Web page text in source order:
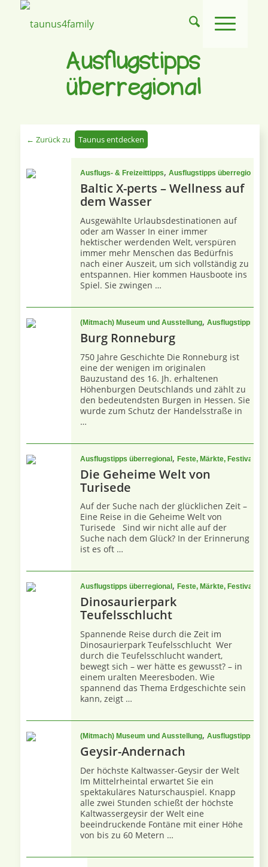
Ausflugstipps
überregional
← Zurück zu Taunus entdecken
Ausflugs- & Freizeittipps, Ausflugstipps überregional
Baltic X-perts – Wellness auf
dem Wasser
Ausgewählte Urlaubsdestinationen auf
oder am Wasser In einer immer
hektischer werdenden Welt, verspüren
immer mehr Menschen das Bedürfnis
nach einer Auszeit, um sich vollständig zu
entspannen. Hier kommen Hausboote ins
Spiel. Sie zwingen …
(Mitmach) Museum und Ausstellung, Ausflugstipps
Burg Ronneburg
750 Jahre Geschichte Die Ronneburg ist
eine der wenigen im originalen
Bauzustand des 16. Jh. erhaltenen
Höhenburgen Deutschlands und zählt zu
den bedeutendsten Burgen in Hessen. Sie
wurde zum Schutz der Handelsstraße in
…
Ausflugstipps überregional, Feste, Märkte, Festivals
Die Geheime Welt von
Turisede
Auf der Suche nach der glücklichen Zeit –
Eine Reise in die Geheime Welt von
Turisede Sind wir nicht alle auf der
Suche nach dem Glück? In der Erinnerung
ist es oft …
Ausflugstipps überregional, Feste, Märkte, Festivals
Dinosaurierpark
Teufelsschlucht
Spannende Reise durch die Zeit im
Dinosaurierpark Teufelsschlucht Wer
durch die Teufelsschlucht wandert,
bewegt sich – wer hätte es gewusst? – in
einem uralten Meeresboden. Wie
spannend das Thema Erdgeschichte sein
kann, zeigt …
(Mitmach) Museum und Ausstellung, Ausflugstipps
Geysir-Andernach
Der höchste Kaltwasser-Geysir der Welt
Im Mittelrheintal erwartet Sie ein
spektakuläres Naturschauspiel. Knapp
alle zwei Stunden schießt der höchste
Kaltwassergeysir der Welt eine
beeindruckende Fontäne mit einer Höhe
von bis zu 60 Metern …